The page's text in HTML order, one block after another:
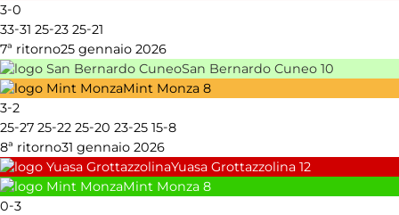
3-0
33-31 25-23 25-21
7ª ritorno25 gennaio 2026
San Bernardo Cuneo 10
Mint Monza 8
3-2
25-27 25-22 25-20 23-25 15-8
8ª ritorno31 gennaio 2026
Yuasa Grottazzolina 12
Mint Monza 8
0-3